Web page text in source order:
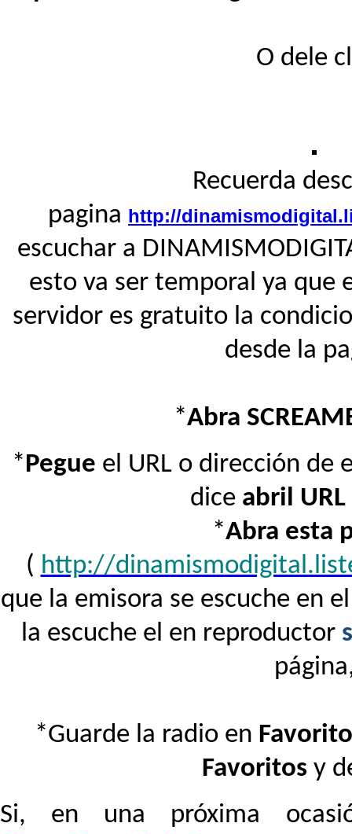
O dele
Recuerda
pagina http://
escuchar a
esto va ser temporal ya que
servidor es gratuito la
desde la
*Abra
*Pegue el URL o dirección de
dice abril URL
*Abra esta
( http://
que la emisora se escuche en
la escuche el en reproductor
*Guarde la radio en
Favoritos y
Si, en una próxima